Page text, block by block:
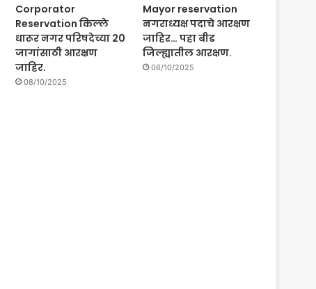
Corporator
Reservation किल्ले
धारूर नगर परिषदेच्या 20
जागांसाठी आरक्षण
जाहिर.
08/10/2025
Mayor reservation
नगराध्यक्ष पदाचे आरक्षण
जाहिर… पहा बीड
जिल्ह्यातील आरक्षण.
06/10/2025